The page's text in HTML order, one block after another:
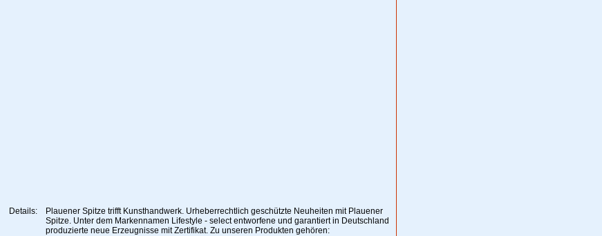
Details:
Plauener Spitze trifft Kunsthandwerk. Urheberrechtlich geschützte Neuheiten mit Plauener
Spitze. Unter dem Markennamen Lifestyle - select entworfene und garantiert in Deutschland
produzierte neue Erzeugnisse mit Zertifikat. Zu unseren Produkten gehören: